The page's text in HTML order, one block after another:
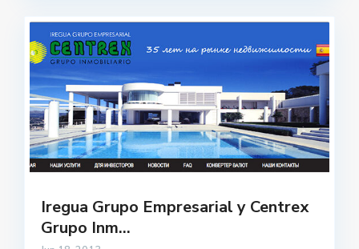
Iregua Grupo Empresarial y Centrex
Grupo Inm...